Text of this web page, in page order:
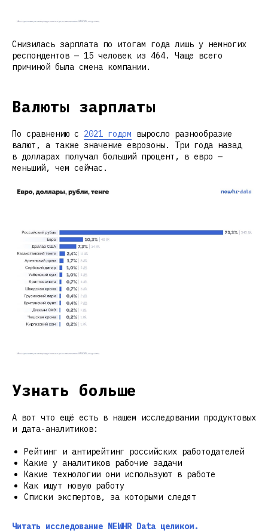
Снизилась зарплата по итогам года лишь у немногих
респондентов — 15 человек из 464. Чаще всего
причиной была смена компании.
Валюты зарплаты
По сравнению с 2021 годом выросло разнообразие
валют, а также значение еврозоны. Три года назад
в долларах получал больший процент, в евро —
меньший, чем сейчас.
Узнать больше
А вот что ещё есть в нашем исследовании продуктовых
и дата-аналитиков:
Рейтинг и антирейтинг российских работодателей
Какие у аналитиков рабочие задачи
Какие технологии они используют в работе
Как ищут новую работу
Списки экспертов, за которыми следят
Читать исследование NEWHR Data целиком.